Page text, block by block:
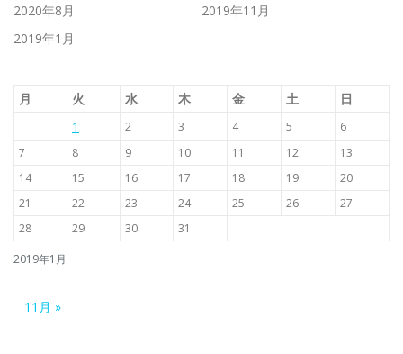
2020年8月
2019年11月
2019年1月
2019年1月
月 火 水 木 金 土
日
1
2 3 4 5
6
7
8 9 10 11 12
13
14
15 16 17 18 19
20
21
22 23 24 25 26
27
28
29 30 31
11月 »